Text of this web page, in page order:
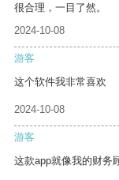
很合理，一目了然。
2024-10-08
游客
这个软件我非常喜欢
2024-10-08
游客
这款app就像我的财务